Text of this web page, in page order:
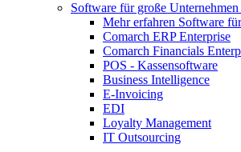
Software für große Unternehmen
Mehr erfahren Software
Comarch ERP Enterprise
Comarch Financials
POS - Kassensoftware
Business Intelligence
E-Invoicing
EDI
Loyalty Management
IT Outsourcing